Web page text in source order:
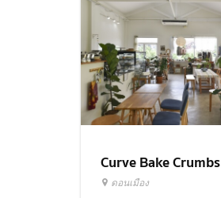
Curve Bake Crumbs
ดอนเมือง